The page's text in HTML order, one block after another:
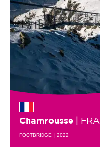
Chamrousse |
FOOTBRIDGE | 2022